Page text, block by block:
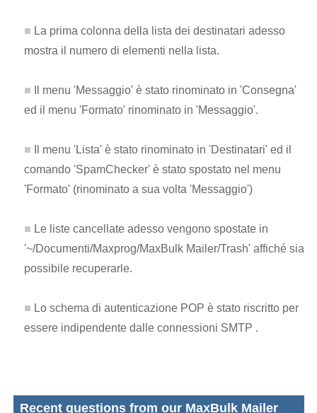
La prima colonna della lista dei destinatari adesso
mostra il numero di elementi nella lista.
Il menu 'Messaggio' è stato rinominato in 'Consegna'
ed il menu 'Formato' rinominato in 'Messaggio'.
Il menu 'Lista' è stato rinominato in 'Destinatari' ed il
comando 'SpamChecker' è stato spostato nel menu
'Formato' (rinominato a sua volta 'Messaggio')
Le liste cancellate adesso vengono spostate in
'~/Documenti/Maxprog/MaxBulk Mailer/Trash' affiché sia
possibile recuperarle.
Lo schema di autenticazione POP è stato riscritto per
essere indipendente dalle connessioni SMTP .
Recent questions from our MaxBulk Mailer